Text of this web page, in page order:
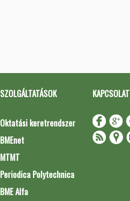
SZOLGÁLTATÁSOK
Oktatási keretrendszer
BMEnet
MTMT
Periodica Polytechnica
BME Alfa
KAPCSOLAT